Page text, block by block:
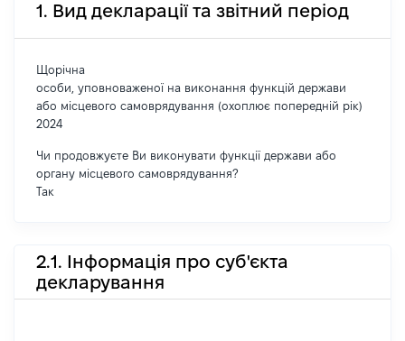
1. Вид декларації та звітний період
Щорічна
особи, уповноваженої на виконання функцій держави
або місцевого самоврядування (охоплює попередній рік)
2024
Чи продовжуєте Ви виконувати функції держави або
органу місцевого самоврядування?
Так
2.1. Інформація про суб'єкта
декларування